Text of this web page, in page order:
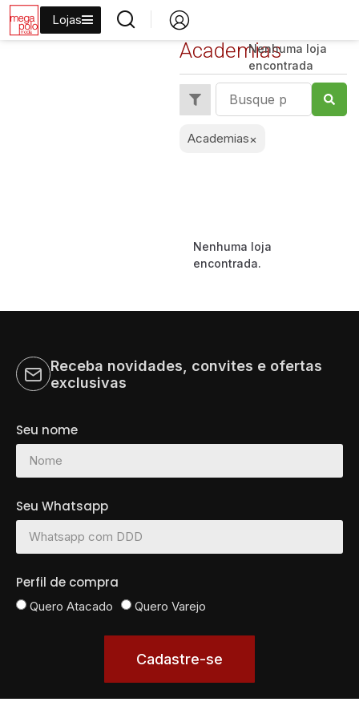
Lojas
Tudo
Clínicas
Guarda-volumes
Hospitais
Escola e Cursos
AcademiasNenhuma loja
encontrada
Academias×
Nenhuma loja
encontrada.
Receba novidades, convites e ofertas
exclusivas
Seu nome
Seu Whatsapp
Perfil de compra
Quero Atacado Quero Varejo
Cadastre-se